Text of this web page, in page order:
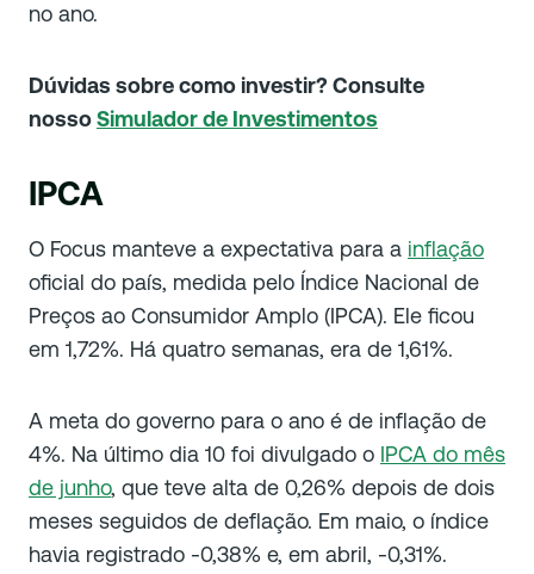
no ano.
Dúvidas sobre como investir? Consulte
nossoSimulador de Investimentos
IPCA
O Focus manteve a expectativa para a inflação
oficial do país, medida pelo Índice Nacional de
Preços ao Consumidor Amplo (IPCA). Ele ficou
em 1,72%. Há quatro semanas, era de 1,61%.
A meta do governo para o ano é de inflação de
4%. Na último dia 10 foi divulgado o IPCA do mês
de junho, que teve alta de 0,26% depois de dois
meses seguidos de deflação. Em maio, o índice
havia registrado -0,38% e, em abril, -0,31%.